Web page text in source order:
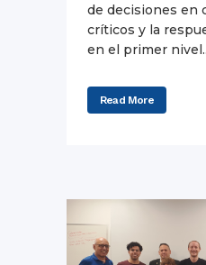
de decisiones en
críticos y la
en el primer
Read More